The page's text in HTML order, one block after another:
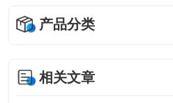
产品分类
相关文章